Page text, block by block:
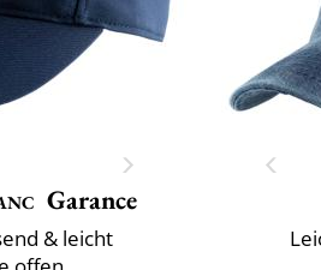
Garance
& leicht